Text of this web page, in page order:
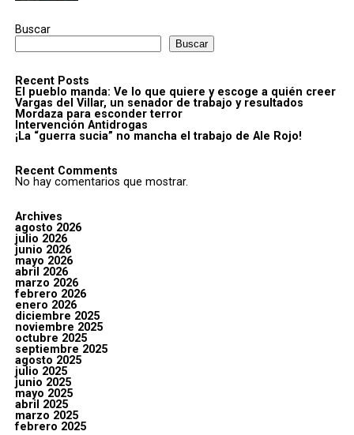
Buscar
Buscar
Recent Posts
El pueblo manda: Ve lo que quiere y escoge a quién creer
Vargas del Villar, un senador de trabajo y resultados
Mordaza para esconder terror
Intervención Antidrogas
¡La “guerra sucia” no mancha el trabajo de Ale Rojo!
Recent Comments
No hay comentarios que mostrar.
Archives
agosto 2026
julio 2026
junio 2026
mayo 2026
abril 2026
marzo 2026
febrero 2026
enero 2026
diciembre 2025
noviembre 2025
octubre 2025
septiembre 2025
agosto 2025
julio 2025
junio 2025
mayo 2025
abril 2025
marzo 2025
febrero 2025